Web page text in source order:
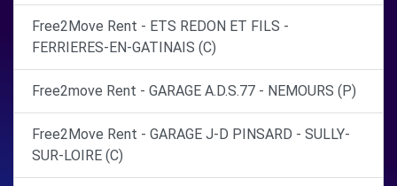
Free2Move Rent - ETS REDON ET FILS -
FERRIERES-EN-GATINAIS (C)
Free2move Rent - GARAGE A.D.S.77 - NEMOURS (P)
Free2Move Rent - GARAGE J-D PINSARD - SULLY-
SUR-LOIRE (C)